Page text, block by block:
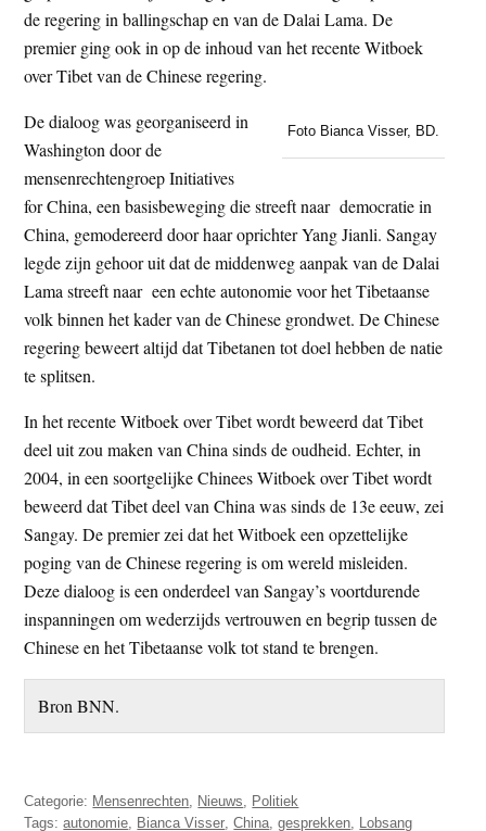
e
de regering in ballingschap en van de Dalai Lama. De
premier ging ook in op de inhoud van het recente Witboek
over Tibet van de Chinese regering.
Foto Bianca Visser, BD.
De dialoog was georganiseerd in
Washington door de
mensenrechtengroep Initiatives
for China, een basisbeweging die streeft naar democratie in
China, gemodereerd door haar oprichter Yang Jianli. Sangay
legde zijn gehoor uit dat de middenweg aanpak van de Dalai
Lama streeft naar een echte autonomie voor het Tibetaanse
volk binnen het kader van de Chinese grondwet. De Chinese
regering beweert altijd dat Tibetanen tot doel hebben de natie
te splitsen.
In het recente Witboek over Tibet wordt beweerd dat Tibet
deel uit zou maken van China sinds de oudheid. Echter, in
2004, in een soortgelijke Chinees Witboek over Tibet wordt
beweerd dat Tibet deel van China was sinds de 13e eeuw, zei
Sangay. De premier zei dat het Witboek een opzettelijke
poging van de Chinese regering is om wereld misleiden.
Deze dialoog is een onderdeel van Sangay’s voortdurende
inspanningen om wederzijds vertrouwen en begrip tussen de
Chinese en het Tibetaanse volk tot stand te brengen.
Bron BNN.
Categorie: Mensenrechten, Nieuws, Politiek
Tags:autonomie, Bianca Visser,China,gesprekken, Lobsang